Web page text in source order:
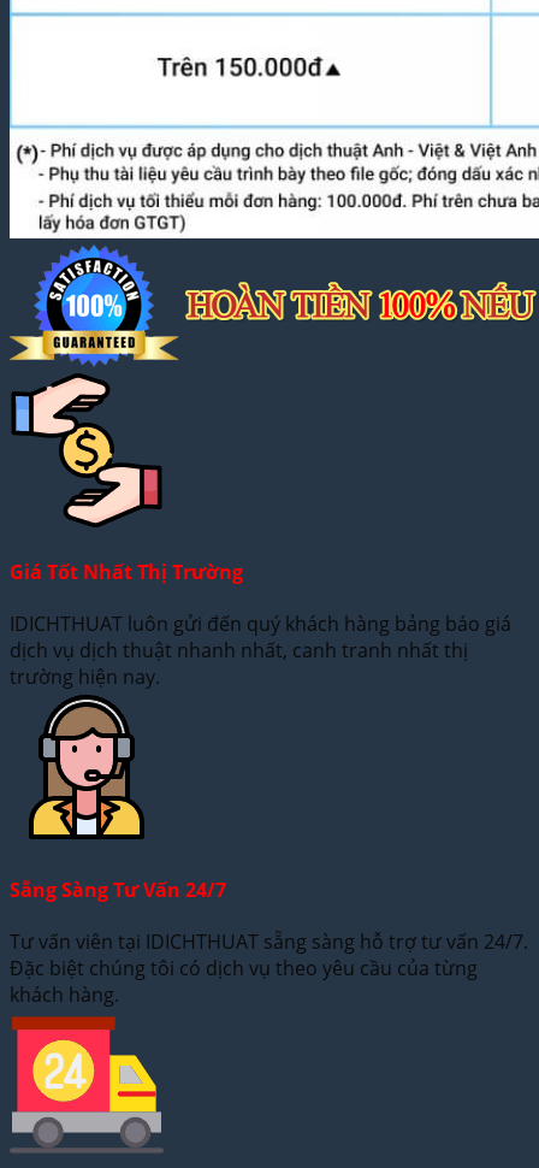
Giá Tốt Nhất Thị Trường
IDICHTHUAT luôn gửi đến quý khách hàng bảng báo giá
dịch vụ dịch thuật nhanh nhất, canh tranh nhất thị
trường hiện nay.
Sẵng Sàng Tư Vấn 24/7
Tư vấn viên tại IDICHTHUAT sẵng sàng hỗ trợ tư vấn 24/7.
Đặc biệt chúng tôi có dịch vụ theo yêu cầu của từng
khách hàng.